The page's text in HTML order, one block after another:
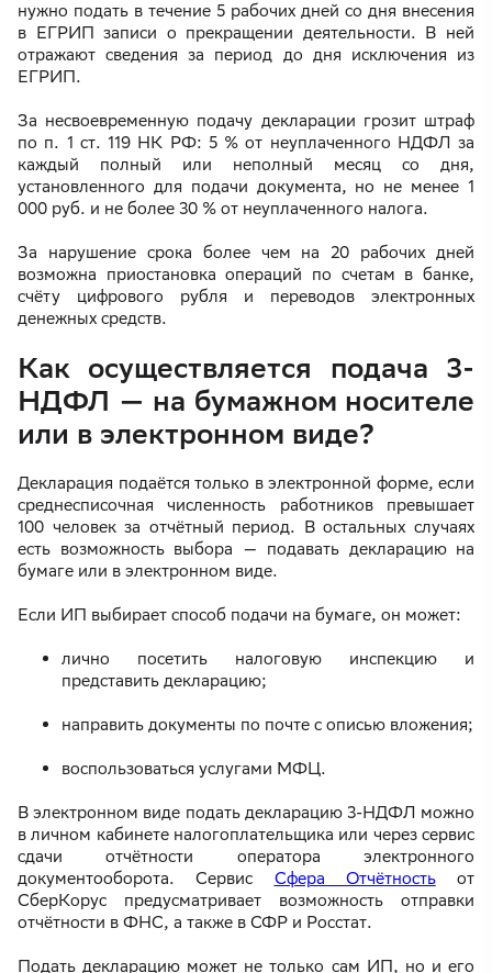
нужно подать в течение 5 рабочих дней со дня внесения
в ЕГРИП записи о прекращении деятельности. В ней
отражают сведения за период до дня исключения из
ЕГРИП.
За несвоевременную подачу декларации грозит штраф
по п. 1 ст. 119 НК РФ: 5 % от неуплаченного НДФЛ за
каждый полный или неполный месяц со дня,
установленного для подачи документа, но не менее 1
000 руб. и не более 30 % от неуплаченного налога.
За нарушение срока более чем на 20 рабочих дней
возможна приостановка операций по счетам в банке,
счёту цифрового рубля и переводов электронных
денежных средств.
Как осуществляется подача 3-
НДФЛ — на бумажном носителе
или в электронном виде?
Декларация подаётся только в электронной форме, если
среднесписочная численность работников превышает
100 человек за отчётный период. В остальных случаях
есть возможность выбора — подавать декларацию на
бумаге или в электронном виде.
Если ИП выбирает способ подачи на бумаге, он может:
лично посетить налоговую инспекцию и
представить декларацию;
направить документы по почте с описью вложения;
воспользоваться услугами МФЦ.
В электронном виде подать декларацию 3-НДФЛ можно
в личном кабинете налогоплательщика или через сервис
сдачи отчётности оператора электронного
документооборота. Сервис Сфера Отчётностьот
СберКорус предусматривает возможность отправки
отчётности в ФНС, а также в СФР и Росстат.
Подать декларацию может не только сам ИП, но и его